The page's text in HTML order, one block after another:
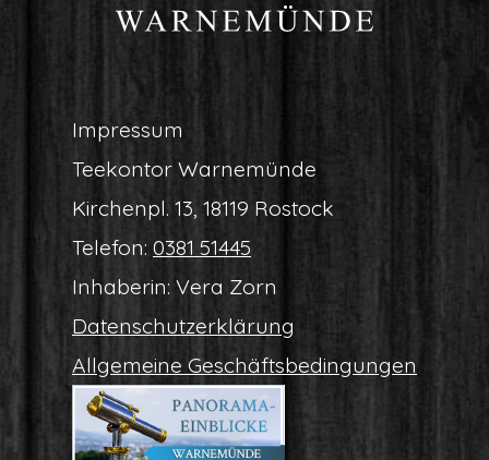
Impres­sum
Tee­kon­tor Warnemünde
Kir­chen­pl. 13, 18119 Rostock
Tele­fon: 0381 51445
Inha­be­rin: Vera Zorn
Daten­schutz­er­klä­rung
All­ge­mei­ne Geschäftsbedingungen